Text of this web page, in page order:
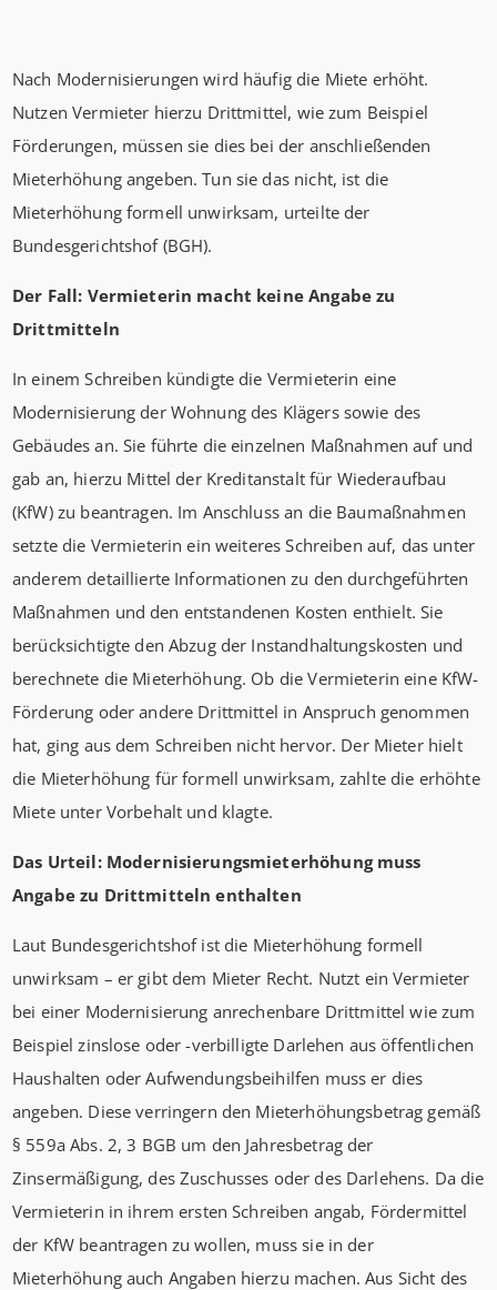
Nach Modernisierungen wird häufig die Miete erhöht.
Nutzen Vermieter hierzu Drittmittel, wie zum Beispiel
Förderungen, müssen sie dies bei der anschließenden
Mieterhöhung angeben. Tun sie das nicht, ist die
Mieterhöhung formell unwirksam, urteilte der
Bundesgerichtshof (BGH).
Der Fall: Vermieterin macht keine Angabe zu
Drittmitteln
In einem Schreiben kündigte die Vermieterin eine
Modernisierung der Wohnung des Klägers sowie des
Gebäudes an. Sie führte die einzelnen Maßnahmen auf und
gab an, hierzu Mittel der Kreditanstalt für Wiederaufbau
(KfW) zu beantragen. Im Anschluss an die Baumaßnahmen
setzte die Vermieterin ein weiteres Schreiben auf, das unter
anderem detaillierte Informationen zu den durchgeführten
Maßnahmen und den entstandenen Kosten enthielt. Sie
berücksichtigte den Abzug der Instandhaltungskosten und
berechnete die Mieterhöhung. Ob die Vermieterin eine KfW-
Förderung oder andere Drittmittel in Anspruch genommen
hat, ging aus dem Schreiben nicht hervor. Der Mieter hielt
die Mieterhöhung für formell unwirksam, zahlte die erhöhte
Miete unter Vorbehalt und klagte.
Das Urteil: Modernisierungsmieterhöhung muss
Angabe zu Drittmitteln enthalten
Laut Bundesgerichtshof ist die Mieterhöhung formell
unwirksam – er gibt dem Mieter Recht. Nutzt ein Vermieter
bei einer Modernisierung anrechenbare Drittmittel wie zum
Beispiel zinslose oder -verbilligte Darlehen aus öffentlichen
Haushalten oder Aufwendungsbeihilfen muss er dies
angeben. Diese verringern den Mieterhöhungsbetrag gemäß
§ 559a Abs. 2, 3 BGB um den Jahresbetrag der
Zinsermäßigung, des Zuschusses oder des Darlehens. Da die
Vermieterin in ihrem ersten Schreiben angab, Fördermittel
der KfW beantragen zu wollen, muss sie in der
Mieterhöhung auch Angaben hierzu machen. Aus Sicht des